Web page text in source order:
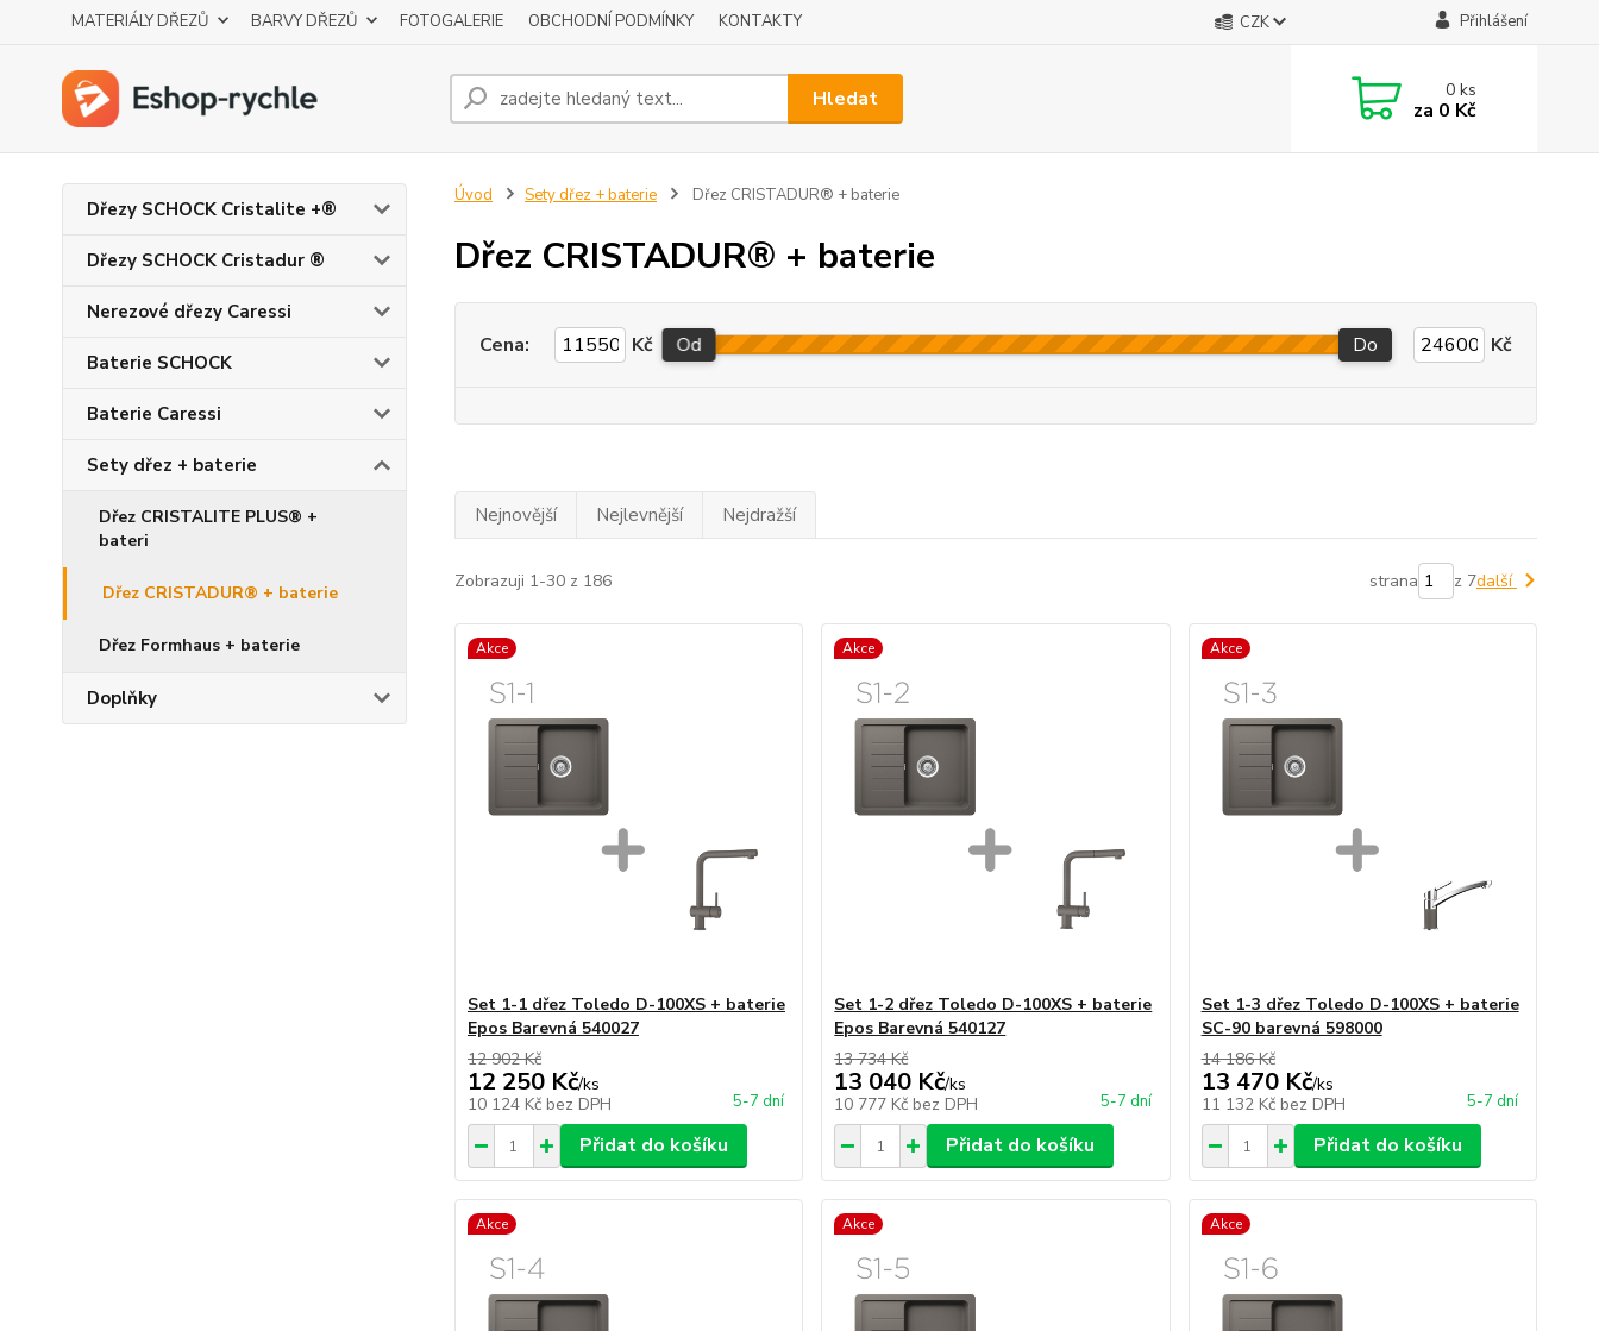
MATERIÁLY DŘEZŮ BARVY DŘEZŮ FOTOGALERIE OBCHODNÍ PODMÍNKY KONTAKTY CZK Přihlášení
Hledat 0ks
za 0 Kč
Dřezy SCHOCK Cristalite +®
Dřezy SCHOCK Cristadur ®
Nerezové dřezy Caressi
Baterie SCHOCK
Baterie Caressi
Sety dřez + baterie
Dřez CRISTALITE PLUS® +
bateri
Dřez CRISTADUR® + baterie
Dřez Formhaus + baterie
Doplňky
Úvod Sety dřez + baterie Dřez CRISTADUR® + baterie
Dřez CRISTADUR® + baterie
Cena: Kč Od Do Kč
Nejnovější Nejlevnější Nejdražší
Zobrazuji 1-30 z 186 strana z 7další
Akce
Set 1-1 dřez Toledo D-100XS + baterie
Epos Barevná 540027
12 902 Kč
12 250 Kč/ks
10 124 Kč bez DPH 5-7 dní
Přidat do košíku
Akce
Set 1-2 dřez Toledo D-100XS + baterie
Epos Barevná 540127
13 734 Kč
13 040 Kč/ks
10 777 Kč bez DPH 5-7 dní
Přidat do košíku
Akce
Set 1-3 dřez Toledo D-100XS + baterie
SC-90 barevná 598000
14 186 Kč
13 470 Kč/ks
11 132 Kč bez DPH 5-7 dní
Přidat do košíku
Akce Akce Akce